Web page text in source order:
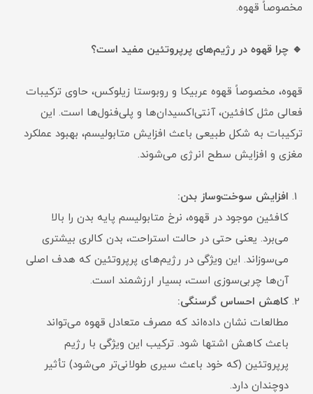
مخصوصاً قهوه.
🔹 چرا قهوه در رژیم‌های پرپروتئین مفید است؟
قهوه، مخصوصاً قهوه عربیکا و روبوستا زیلوکس، حاوی ترکیبات
فعالی مثل کافئین، آنتی‌اکسیدان‌ها و پلی‌فنول‌ها است. این
ترکیبات به شکل طبیعی باعث افزایش متابولیسم، بهبود عملکرد
مغزی و افزایش سطح انرژی می‌شوند.
افزایش سوخت‌وساز بدن:
کافئین موجود در قهوه، نرخ متابولیسم پایه بدن را بالا
می‌برد. یعنی حتی در حالت استراحت، بدن کالری بیشتری
می‌سوزاند. این ویژگی در رژیم‌های پرپروتئین که هدف اصلی
آن‌ها چربی‌سوزی است، بسیار ارزشمند است.
کاهش احساس گرسنگی:
مطالعات نشان داده‌اند که مصرف متعادل قهوه می‌تواند
باعث کاهش اشتها شود. ترکیب این ویژگی با رژیم
پرپروتئین (که خود باعث سیری طولانی‌تر می‌شود) تأثیر
دوچندان دارد.